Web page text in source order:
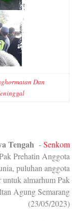
Dan
Tengah -Senkom
Prehatin Anggota
puluhan anggota
untuk almarhum Pak
Agung Semarang
(23/05/2023)